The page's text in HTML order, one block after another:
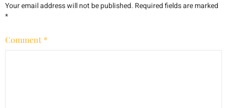
Your email address will not be published. Required fields are marked
*
Comment *